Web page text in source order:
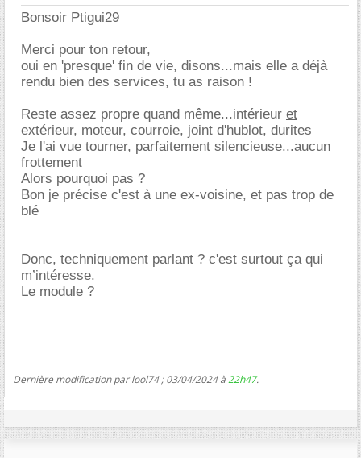
Bonsoir Ptigui29
Merci pour ton retour,
oui en 'presque' fin de vie, disons...mais elle a déjà
rendu bien des services, tu as raison !
Reste assez propre quand même...intérieur et
extérieur, moteur, courroie, joint d'hublot, durites
Je l'ai vue tourner, parfaitement silencieuse...aucun
frottement
Alors pourquoi pas ?
Bon je précise c'est à une ex-voisine, et pas trop de
blé
Donc, techniquement parlant ? c'est surtout ça qui
m’intéresse.
Le module ?
Dernière modification par lool74 ; 03/04/2024 à22h47.